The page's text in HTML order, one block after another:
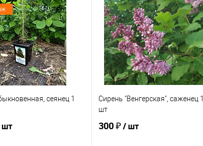
в 1 клик
Сравнение
В наличии
Купить в 1 клик
Сравнение
В избранное
В наличии
сеянец 1
Сирень "Венгерская", саженец 1
шт
300 ₽/ шт